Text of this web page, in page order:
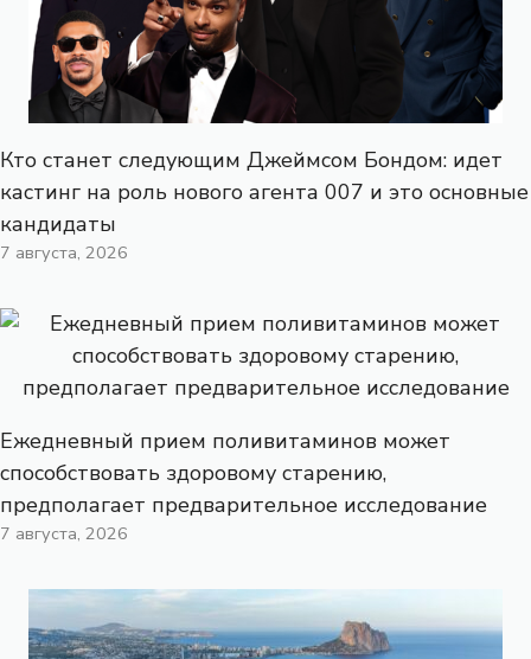
Кто станет следующим Джеймсом Бондом: идет
кастинг на роль нового агента 007 и это основные
кандидаты
7 августа, 2026
Ежедневный прием поливитаминов может
способствовать здоровому старению,
предполагает предварительное исследование
7 августа, 2026